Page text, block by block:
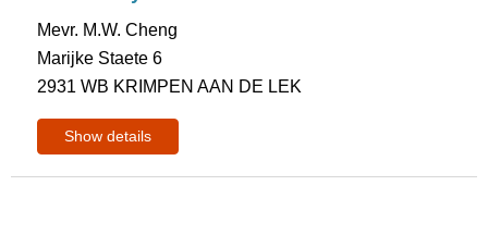
Mevr. M.W. Cheng
Marijke Staete 6
2931 WB KRIMPEN AAN DE LEK
Show details